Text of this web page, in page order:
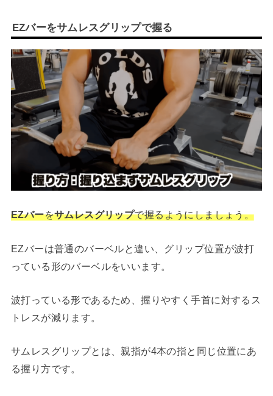
EZバーをサムレスグリップで握る
EZバーをサムレスグリップで握るようにしましょう。
EZバーは普通のバーベルと違い、グリップ位置が波打
っている形のバーベルをいいます。
波打っている形であるため、握りやすく手首に対するス
トレスが減ります。
サムレスグリップとは、親指が4本の指と同じ位置にあ
る握り方です。